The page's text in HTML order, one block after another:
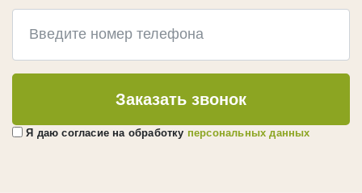
Я даю согласие на обработку персональных данных
Заказать звонок